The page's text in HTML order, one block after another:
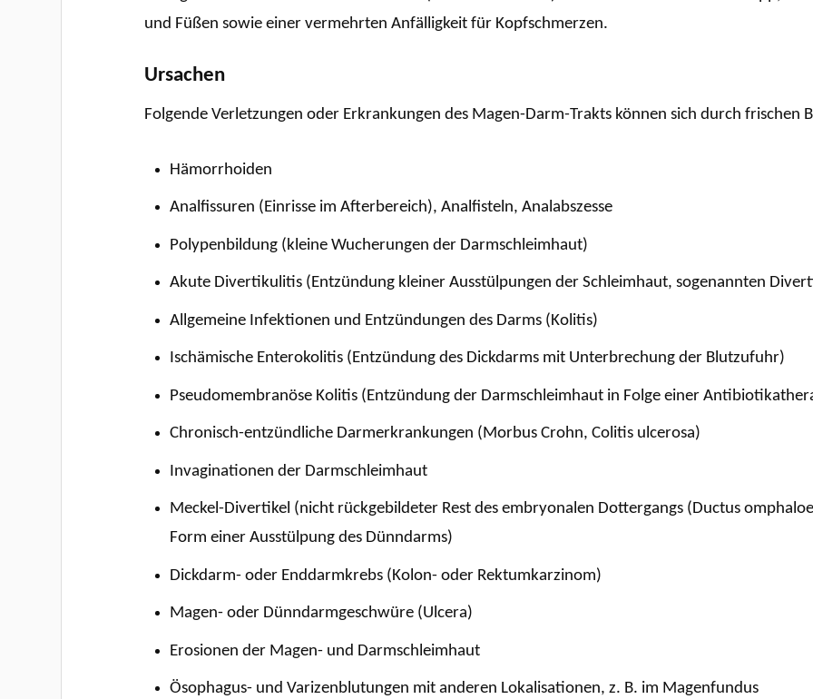
und Füßen sowie einer vermehrten Anfälligkeit für Kopfschmerzen.
Ursachen
Folgende Verletzungen oder Erkrankungen des Magen-Darm-Trakts können sich durch frischen
Hämorrhoiden
Analfissuren (Einrisse im Afterbereich), Analfisteln, Analabszesse
Polypenbildung (kleine Wucherungen der Darmschleimhaut)
Akute Divertikulitis (Entzündung kleiner Ausstülpungen der Schleimhaut, sogenannten
Allgemeine Infektionen und Entzündungen des Darms (Kolitis)
Ischämische Enterokolitis (Entzündung des Dickdarms mit Unterbrechung der Blutzufuhr)
Pseudomembranöse Kolitis (Entzündung der Darmschleimhaut in Folge einer
Chronisch-entzündliche Darmerkrankungen (Morbus Crohn, Colitis ulcerosa)
Invaginationen der Darmschleimhaut
Meckel-Divertikel (nicht rückgebildeter Rest des embryonalen Dottergangs (Ductus
Form einer Ausstülpung des Dünndarms)
Dickdarm- oder Enddarmkrebs (Kolon- oder Rektumkarzinom)
Magen- oder Dünndarmgeschwüre (Ulcera)
Erosionen der Magen- und Darmschleimhaut
Ösophagus- und Varizenblutungen mit anderen Lokalisationen, z. B. im Magenfundus